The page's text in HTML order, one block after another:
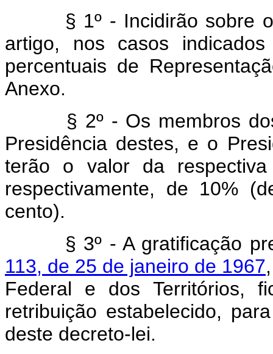
§ 1º - Incidirão sobre
artigo, nos casos
percentuais de
Anexo.
§ 2º - Os membros
Presidência destes, e o
terão o valor da respectiva
respectivamente, de 10%
cento).
§ 3º - A gratificação
113, de 25 de janeiro de 1967
Federal e dos Territórios,
retribuição estabelecido,
deste decreto-lei.